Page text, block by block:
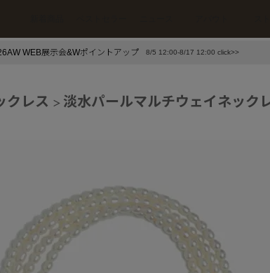
パールアクセ） ＃写真映えアクセ
WEB展示会&Wポイントアップ 8/5 12:00-8/17 12:00 click>>
クレス 淡水パールマルチウェイネック